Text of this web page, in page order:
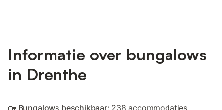
Informatie over bungalows
in Drenthe
🏡 Bungalows beschikbaar: 238 accommodaties.